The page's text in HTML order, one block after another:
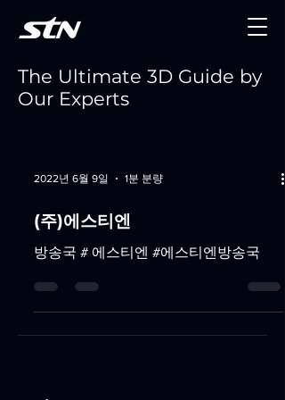
The Ultimate 3D Guide by
Our Experts
2022년 6월 9일 1분 분량
(주)에스티엔
방송국 # 에스티엔 #에스티엔방송국